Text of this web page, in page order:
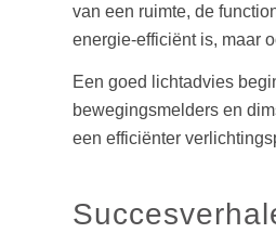
van een ruimte, de
energie-efficiënt is, maar
Een goed lichtadvies
bewegingsmelders en
een efficiënter